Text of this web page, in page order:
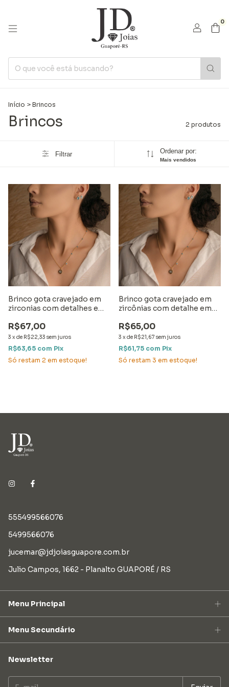
0
Início > Brincos
Brincos 2 produtos
Filtrar Ordenar por:
Mais vendidos
Brinco gota cravejado em
zirconias com detalhes em
R$67,00
3 x de R$22,33 sem juros
R$63,65 com Pix
Só restam 2 em estoque!
Brinco gota cravejado em
zircônias com detalhe em
R$65,00
3 x de R$21,67 sem juros
R$61,75 com Pix
Só restam 3 em estoque!
555499566076
5499566076
jucemar@jdjoiasguapore.com.br
Julio Campos, 1662 - Planalto GUAPORÉ / RS
Menu Principal
Menu Secundário
Newsletter